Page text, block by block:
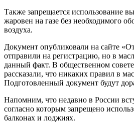
Также запрещается использование
жаровен на газе без необходимого
воздуха.
Документ опубликовали на сайте
отправили на регистрацию, но в
данный факт. В общественном
рассказали, что никаких правил в
Подготовленный документ будут
Напомним, что недавно в России
согласно которым запрещено
балконах и лоджиях.